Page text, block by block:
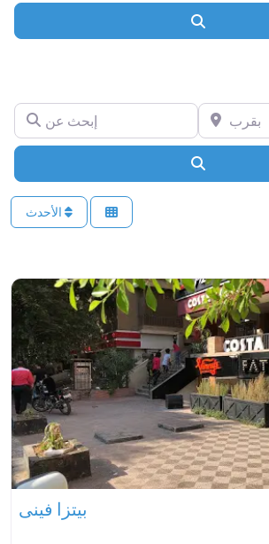
إبحث عن بقرب
بيتزا فينى